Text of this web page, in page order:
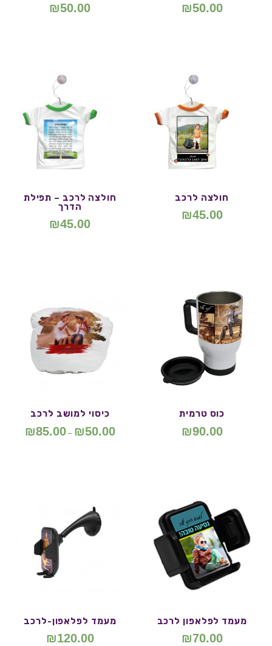
₪50.00
₪50.00
חולצה לרכב
₪45.00
חולצה לרכב – תפילת
הדרך
₪45.00
כוס טרמית
₪90.00
כיסוי למושב לרכב
₪50.00
–
₪85.00
מעמד לפלאפון לרכב
₪70.00
מעמד לפלאפון-לרכב
₪120.00